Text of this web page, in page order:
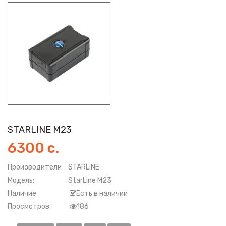
STARLINE M23
6300 с.
Производители
STARLINE
Модель:
StarLine M23
Наличие
Есть в наличии
Просмотров
186